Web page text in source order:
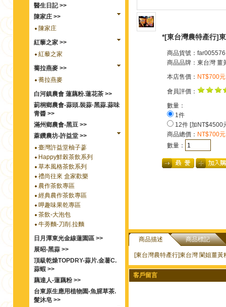
醫生日記 >>
陳家庄 >>
陳家庄
紅藜之家 >>
紅藜之家
蕎拉燕麥 >>
蕎拉燕麥
白河鎮農會 蓮藕粉.蓮花茶 >>
莿桐鄉農會-蒜頭.裝蒜·黑蒜.蒜味
青醬 >>
滿州鄉農會-黑豆 >>
蔴鑽農坊-許益堂 >>
臺灣許益堂柚子蔘
Happy鮮榖茶飲系列
草本風格茶飲系列
禮尚往來 盒家歡樂
農作茶飲專區
經典農作茶飲專區
呷趣味果乾專區
茶飲-大泡包
牛蒡麵-刀削.拉麵
日月潭東光金線蓮園區 >>
展昭-黑蒜 >>
頂級乾燥TOPDRY-蒜片.金薯C.
蒜蝦 >>
藕達人-蓮藕粉 >>
台東原生應用植物園-魚腥草茶.
髮沐皂 >>
*[東台灣農特產行]
商品貨號：far005576
商品品牌： 東台灣 薑
本店售價： NT$700元
會員評價：
數量：
1件
12件 [加NT$4500
商品總價： NT$700元
數量：
商品描述 商品標記
[東台灣農特產行]東台灣 闌姐薑
客戶留言